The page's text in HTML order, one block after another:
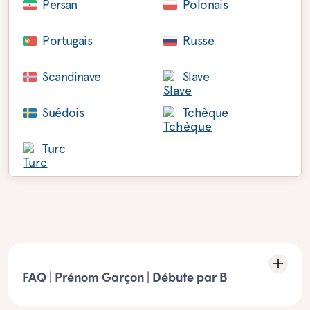
Persan Polonais
Portugais Russe
Scandinave Slave
Suédois Tchèque
Turc
FAQ | Prénom Garçon | Débute par B